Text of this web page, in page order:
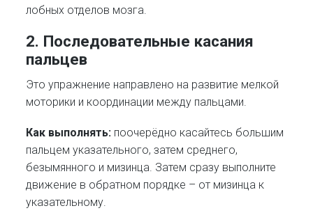
лобных отделов мозга.
2. Последовательные касания
пальцев
Это упражнение направлено на развитие мелкой
моторики и координации между пальцами.
Как выполнять: поочерёдно касайтесь большим
пальцем указательного, затем среднего,
безымянного и мизинца. Затем сразу выполните
движение в обратном порядке – от мизинца к
указательному.